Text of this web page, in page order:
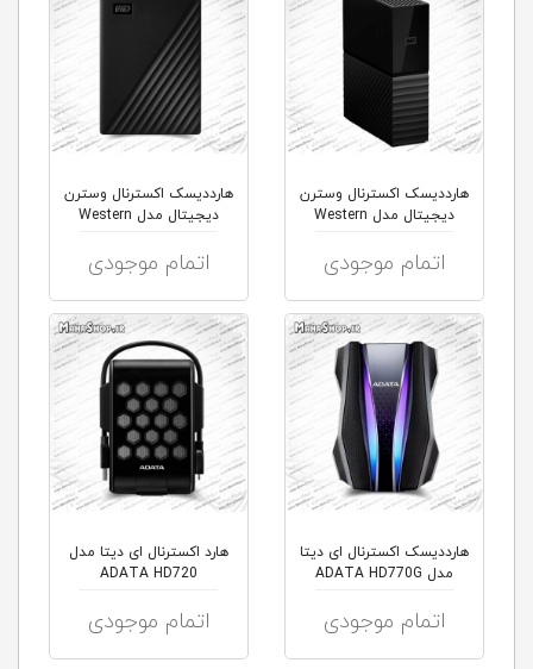
هارددیسک اکسترنال وسترن
دیجیتال مدل Western
اتمام موجودی
هارددیسک اکسترنال وسترن
دیجیتال مدل Western
اتمام موجودی
هارددیسک اکسترنال ای دیتا
مدل ADATA HD770G
اتمام موجودی
هارد اکسترنال ای دیتا مدل
ADATA HD720
اتمام موجودی